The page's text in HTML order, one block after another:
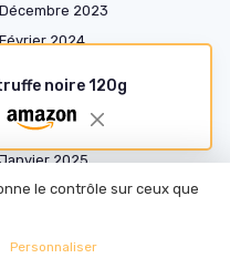
noire 120g
Décembre 2023
Février 2024
Novembre 2024
Janvier 2025
Mars 2025
Juillet 2025
le contrôle sur ceux que
Personnaliser